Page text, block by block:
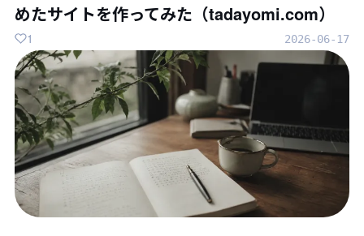
めたサイトを作ってみた（tadayomi.com）
2026-06-17
1